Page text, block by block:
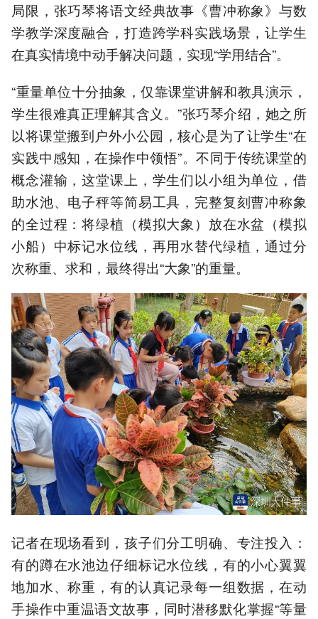
局限，张巧琴将语文经典故事《曹冲称象》与数
学教学深度融合，打造跨学科实践场景，让学生
在真实情境中动手解决问题，实现“学用结合”。
“重量单位十分抽象，仅靠课堂讲解和教具演示，
学生很难真正理解其含义。”张巧琴介绍，她之所
以将课堂搬到户外小公园，核心是为了让学生“在
实践中感知，在操作中领悟”。不同于传统课堂的
概念灌输，这堂课上，学生们以小组为单位，借
助水池、电子秤等简易工具，完整复刻曹冲称象
的全过程：将绿植（模拟大象）放在水盆（模拟
小船）中标记水位线，再用水替代绿植，通过分
次称重、求和，最终得出“大象”的重量。
记者在现场看到，孩子们分工明确、专注投入：
有的蹲在水池边仔细标记水位线，有的小心翼翼
地加水、称重，有的认真记录每一组数据，在动
手操作中重温语文故事，同时潜移默化掌握“等量